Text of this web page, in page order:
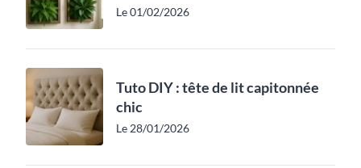
Le 01/02/2026
Tuto DIY : tête de lit capitonnée
chic
Le 28/01/2026